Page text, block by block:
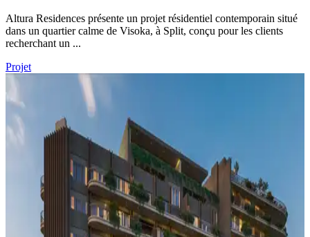
Altura Residences présente un projet résidentiel contemporain situé
dans un quartier calme de Visoka, à Split, conçu pour les clients
recherchant un ...
Projet